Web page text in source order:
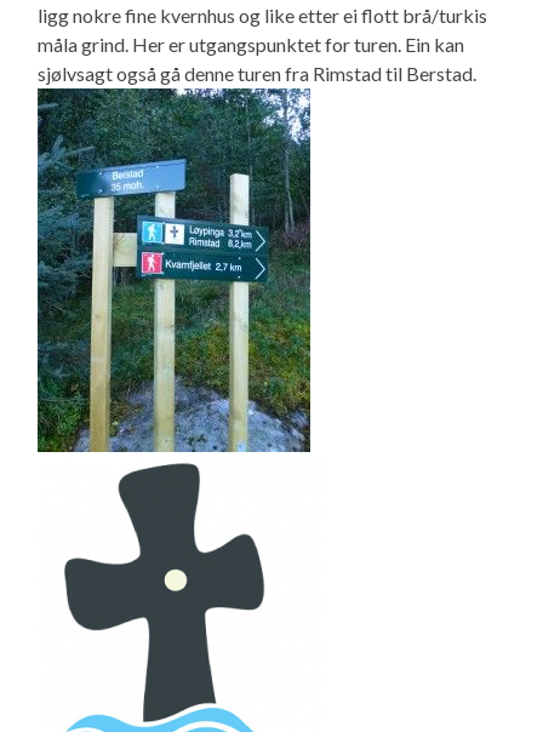
ligg nokre fine kvernhus og like etter ei flott brå/turkis
måla grind. Her er utgangspunktet for turen. Ein kan
sjølvsagt også gå denne turen fra Rimstad til Berstad.